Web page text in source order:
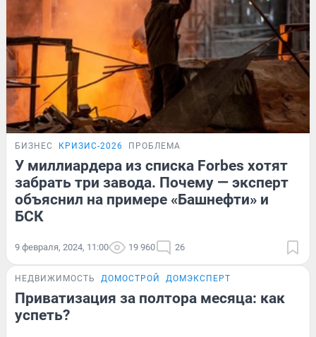
БИЗНЕС КРИЗИС-2026 ПРОБЛЕМА
У миллиардера из списка Forbes хотят
забрать три завода. Почему — эксперт
объяснил на примере «Башнефти» и
БСК
9 февраля, 2024, 11:00 19 960 26
НЕДВИЖИМОСТЬ ДОМОСТРОЙ ДОМЭКСПЕРТ
Приватизация за полтора месяца: как
успеть?